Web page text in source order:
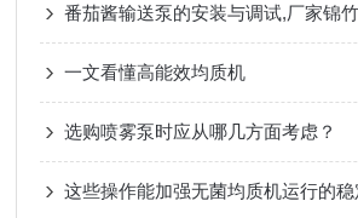
番茄酱输送泵的安装与调试,厂家锦
一文看懂高能效均质机
选购喷雾泵时应从哪几方面考虑？
这些操作能加强无菌均质机运行的稳